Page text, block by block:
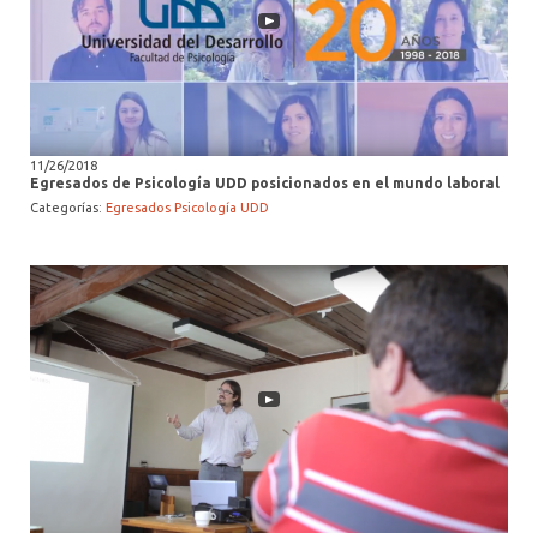
11/26/2018
Egresados de Psicología UDD posicionados en el mundo laboral
Categorías: Egresados Psicología UDD